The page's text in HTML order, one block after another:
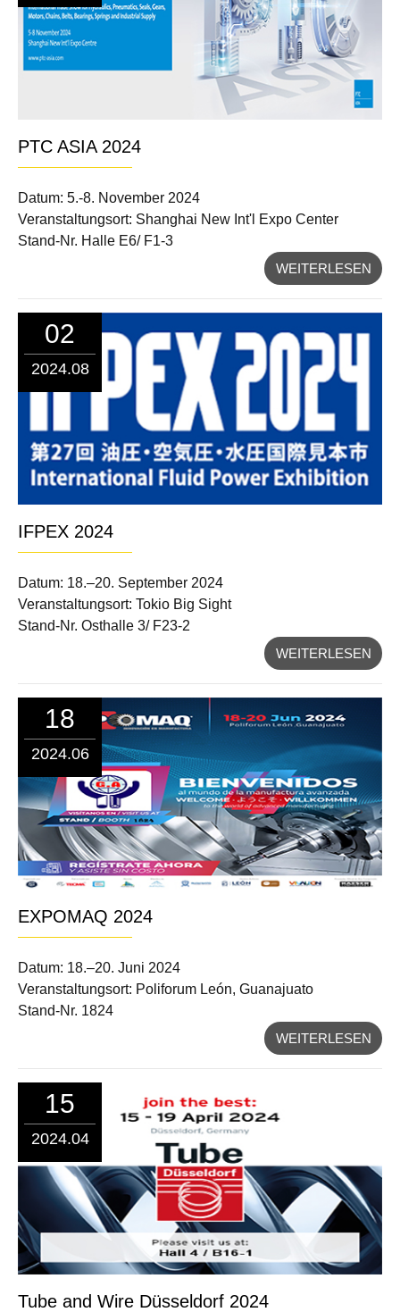
PTC ASIA 2024
Datum: 5.-8. November 2024
Veranstaltungsort: Shanghai New Int'l Expo Center
Stand-Nr. Halle E6/ F1-3
WEITERLESEN
02
2024.08
IFPEX 2024
Datum: 18.–20. September 2024
Veranstaltungsort: Tokio Big Sight
Stand-Nr. Osthalle 3/ F23-2
WEITERLESEN
18
2024.06
EXPOMAQ 2024
Datum: 18.–20. Juni 2024
Veranstaltungsort: Poliforum León, Guanajuato
Stand-Nr. 1824
WEITERLESEN
15
2024.04
Tube and Wire Düsseldorf 2024